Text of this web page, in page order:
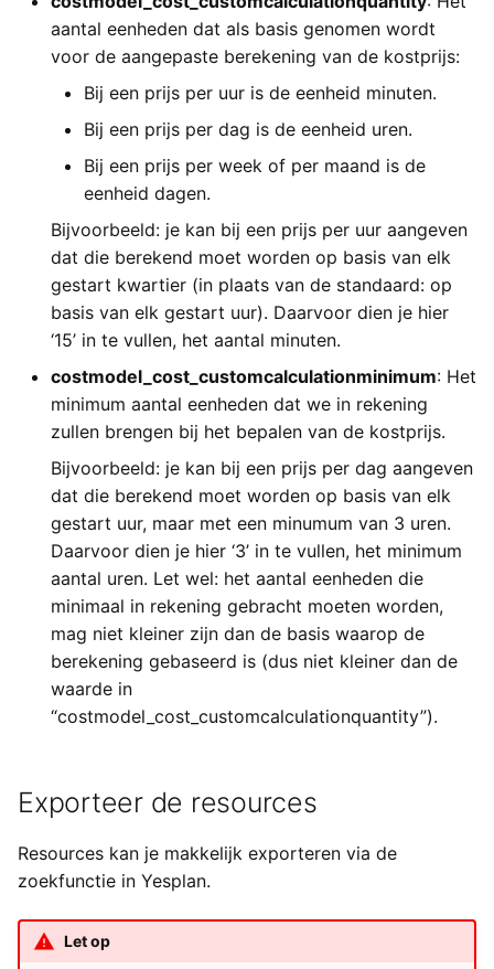
aantal eenheden dat als basis genomen wordt
voor de aangepaste berekening van de kostprijs:
Bij een prijs per uur is de eenheid minuten.
Bij een prijs per dag is de eenheid uren.
Bij een prijs per week of per maand is de
eenheid dagen.
Bijvoorbeeld: je kan bij een prijs per uur aangeven
dat die berekend moet worden op basis van elk
gestart kwartier (in plaats van de standaard: op
basis van elk gestart uur). Daarvoor dien je hier
‘15’ in te vullen, het aantal minuten.
costmodel_cost_customcalculationminimum: Het
minimum aantal eenheden dat we in rekening
zullen brengen bij het bepalen van de kostprijs.
Bijvoorbeeld: je kan bij een prijs per dag aangeven
dat die berekend moet worden op basis van elk
gestart uur, maar met een minumum van 3 uren.
Daarvoor dien je hier ‘3’ in te vullen, het minimum
aantal uren. Let wel: het aantal eenheden die
minimaal in rekening gebracht moeten worden,
mag niet kleiner zijn dan de basis waarop de
berekening gebaseerd is (dus niet kleiner dan de
waarde in
“costmodel_cost_customcalculationquantity”).
Exporteer de resources
Resources kan je makkelijk exporteren via de
zoekfunctie in Yesplan.
Let op